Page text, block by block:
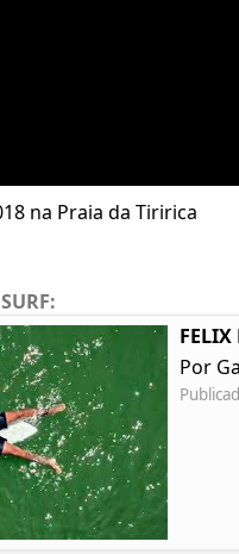
na Praia da Tiririca
Por